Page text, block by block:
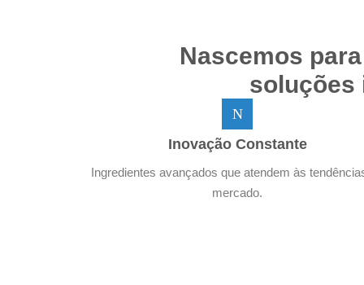
Nascemos
soluções
Inovação Constante
Ingredientes avançados que atendem às
mercado.